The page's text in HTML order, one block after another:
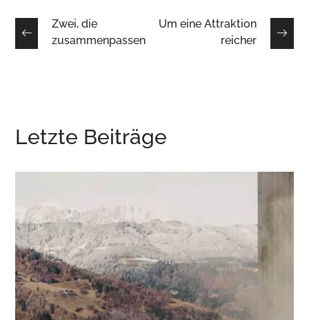
Zwei, die
zusammenpassen
Um eine Attraktion
reicher
Letzte Beiträge